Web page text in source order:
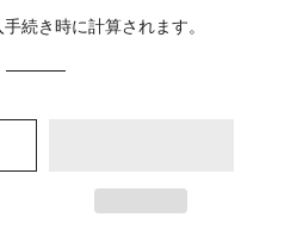
続き時に計算されます。